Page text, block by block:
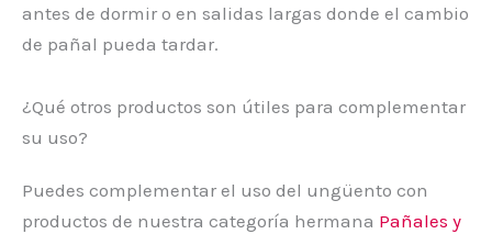
antes de dormir o en salidas largas donde el cambio
de pañal pueda tardar.
¿Qué otros productos son útiles para complementar
su uso?
Puedes complementar el uso del ungüento con
productos de nuestra categoría hermana Pañales y